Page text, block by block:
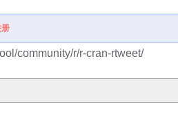
community/r/r-cran-rtweet/